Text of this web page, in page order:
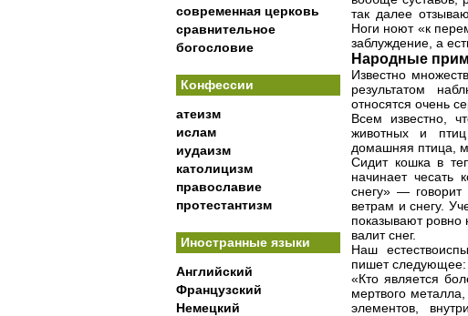
современная церковь
сравнительное
богословие
Конфессии
атеизм
ислам
иудаизм
католицизм
православие
протестантизм
Иностранные языки
Английский
Французский
Немецкий
так далее
Ноги ноют «к
заблуждение, а
Народные
Известно
результатом
относятся очень
Всем известно,
животных и птиц
домашняя птица,
Сидит кошка в
начинает чесать
снегу» — говорит
ветрам и снегу.
показывают ровно
валит снег.
Наш
пишет следующее:
«Кто является
мертвого
элементов,